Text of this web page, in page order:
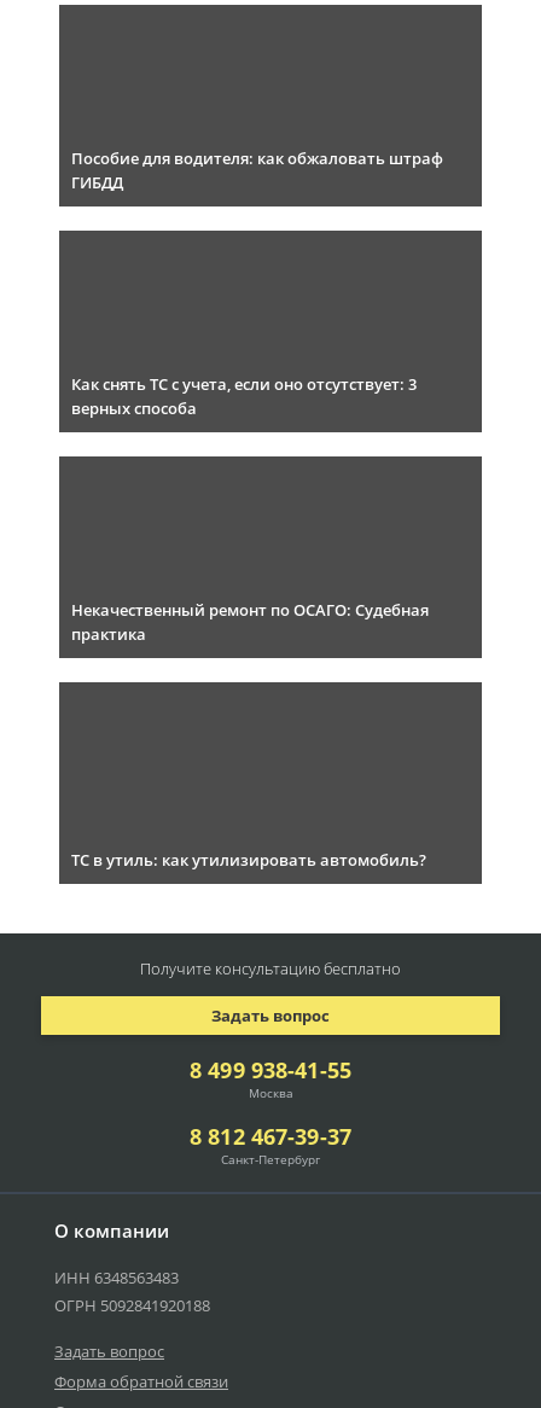
Пособие для водителя: как обжаловать штраф
ГИБДД
Как снять ТС с учета, если оно отсутствует: 3
верных способа
Некачественный ремонт по ОСАГО: Судебная
практика
ТС в утиль: как утилизировать автомобиль?
О компании
ИНН 6348563483
ОГРН 5092841920188
Задать вопрос
Форма обратной связи
8 499 938-41-55
Москва
8 812 467-39-37
Санкт-Петербург
Задать вопрос
Получите консультациюбесплатно